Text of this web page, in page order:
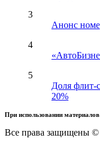
3
Анонс
4
5
Доля флит-
20%
При использовании
Все права защищены ©